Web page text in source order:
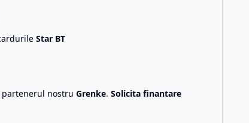
Star BT
nostru Grenke. Solicita finantare